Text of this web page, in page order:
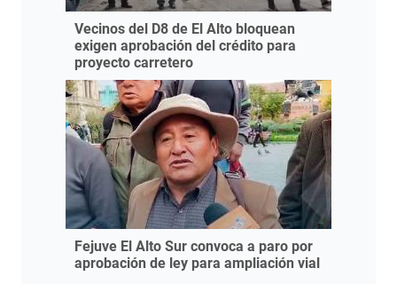
Vecinos del D8 de El Alto bloquean
exigen aprobación del crédito para
proyecto carretero
Fejuve El Alto Sur convoca a paro por
aprobación de ley para ampliación vial